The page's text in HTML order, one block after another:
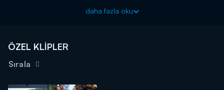
Arka Sokaklar aksiyon dolu bölümleriyle cuma akşamları saat
daha fazla oku
ÖZEL KLİPLER
Sırala